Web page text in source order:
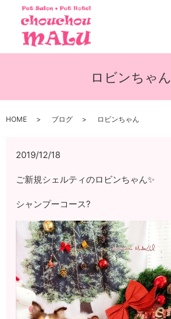
ロビンちゃん
HOME ブログ ロビンちゃん
2019/12/18
ご新規シェルティのロビンちゃん✨
シャンプーコース?